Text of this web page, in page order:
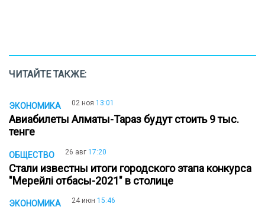
ЧИТАЙТЕ ТАКЖЕ:
ЭКОНОМИКА 02 ноя 13:01
Авиабилеты Алматы-Тараз будут стоить 9 тыс.
тенге
ОБЩЕСТВО 26 авг 17:20
Стали известны итоги городского этапа конкурса
"Мерейлі отбасы-2021" в столице
ЭКОНОМИКА 24 июн 15:46